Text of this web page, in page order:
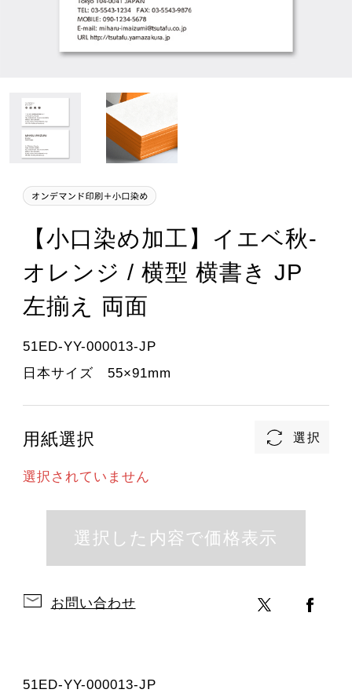
【小口染め加工】イエベ秋-
オレンジ / 横型 横書き JP
左揃え 両面
51ED-YY-000013-JP
日本サイズ 55×91mm
用紙選択
選択されていません
お問い合わせ
51ED-YY-000013-JP